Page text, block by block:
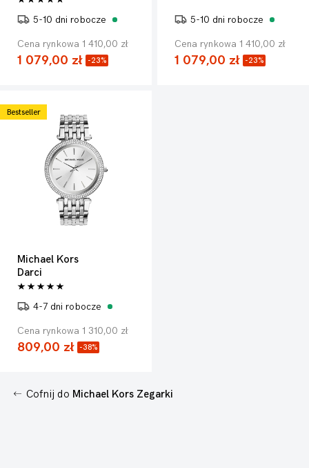
5-10 dni robocze
Cena rynkowa 1 410,00 zł
1 079,00 zł -23%
5-10 dni robocze
Cena rynkowa 1 410,00 zł
1 079,00 zł -23%
Bestseller
Michael Kors
Darci
4-7 dni robocze
Cena rynkowa 1 310,00 zł
809,00 zł -38%
Cofnij do Michael Kors Zegarki